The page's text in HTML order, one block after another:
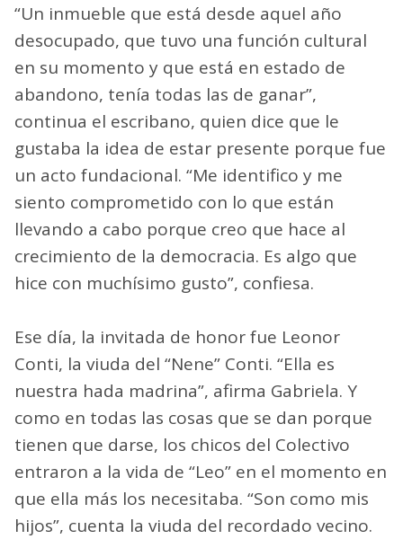
“Un inmueble que está desde aquel año
desocupado, que tuvo una función cultural
en su momento y que está en estado de
abandono, tenía todas las de ganar”,
continua el escribano, quien dice que le
gustaba la idea de estar presente porque fue
un acto fundacional. “Me identifico y me
siento comprometido con lo que están
llevando a cabo porque creo que hace al
crecimiento de la democracia. Es algo que
hice con muchísimo gusto”, confiesa.
Ese día, la invitada de honor fue Leonor
Conti, la viuda del “Nene” Conti. “Ella es
nuestra hada madrina”, afirma Gabriela. Y
como en todas las cosas que se dan porque
tienen que darse, los chicos del Colectivo
entraron a la vida de “Leo” en el momento en
que ella más los necesitaba. “Son como mis
hijos”, cuenta la viuda del recordado vecino.